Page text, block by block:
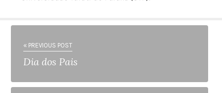
« PREVIOUS POST
Dia dos Pais